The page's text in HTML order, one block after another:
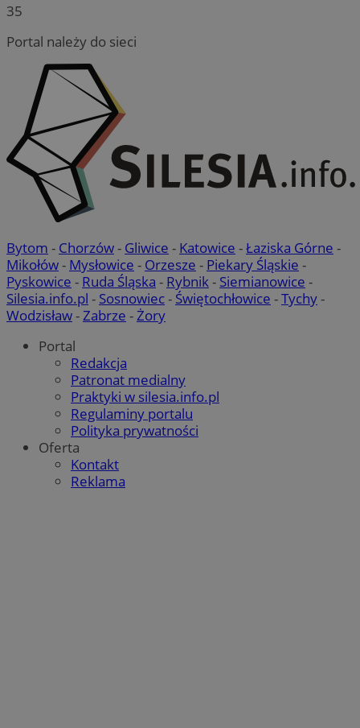
35
Portal należy do sieci
Bytom - Chorzów- Gliwice - Katowice -Łaziska Górne -
Mikołów- Mysłowice - Orzesze - Piekary Śląskie -
Pyskowice - Ruda Śląska - Rybnik- Siemianowice -
Silesia.info.pl - Sosnowiec- Świętochłowice -Tychy-
Wodzisław-Zabrze -Żory
Portal
Redakcja
Patronat medialny
Praktyki w silesia.info.pl
Regulaminy portalu
Polityka prywatności
Oferta
Kontakt
Reklama